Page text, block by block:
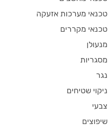
טכנאי מערכות אזעקה
טכנאי מקררים
מנעולן
מסגריות
נגר
ניקוי שטיחים
צבעי
שיפוצים